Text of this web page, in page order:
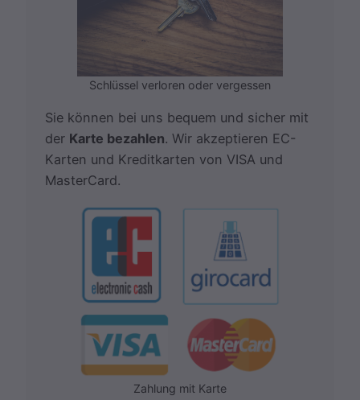
Schlüssel verloren oder vergessen
Sie können bei uns bequem und sicher mit
der Karte bezahlen. Wir akzeptieren EC-
Karten und Kreditkarten von VISA und
MasterCard.
Zahlung mit Karte